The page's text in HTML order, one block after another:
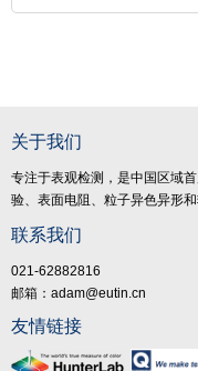
L*a*b*等常
进行分类。
关于我们
专注于表观检测，是中国区域
验、表面电阻、粒子异色异形
联系我们
021-62882816
邮箱：adam@eutin.cn
友情链接